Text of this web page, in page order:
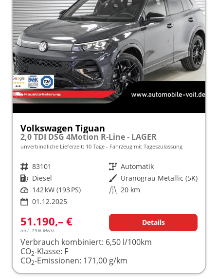
Volkswagen Tiguan
2,0 TDI DSG 4Motion R-Line - LAGER
unverbindliche Lieferzeit: 10 Tage Fahrzeug mit Tageszulassung
Fahrzeugnr. 83101 Getriebe Automatik
Kraftstoff Diesel Außenfarbe Uranograu Metallic (5K)
Leistung 142 kW (193 PS) Kilometerstand 20 km
01.12.2025
51.190,– €
incl. 19% MwSt.
Details
Verbrauch kombiniert: 6,50 l/100km
CO2-Klasse: F
CO2-Emissionen: 171,00 g/km